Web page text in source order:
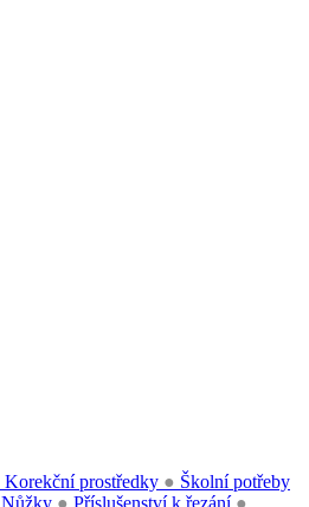
Korekční prostředky ● Školní potřeby
Nůžky ● Příslušenství k řezání ●